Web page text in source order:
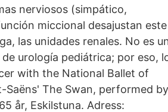
nerviosos (simpático,
miccional desajustan este
las unidades renales. No es
urología pediátrica; por eso,
with the National Ballet of
Saëns' The Swan, performed by
år, Eskilstuna. Adress: